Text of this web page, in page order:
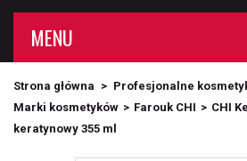
MENU
Strona główna > Profesjonalne
Marki kosmetyków > Farouk CHI > CHI
keratynowy 355 ml